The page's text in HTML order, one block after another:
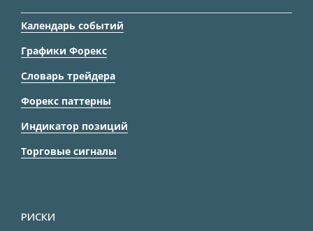
Календарь событий
Графики Форекс
Словарь трейдера
Форекс паттерны
Индикатор позиций
Торговые сигналы
РИСКИ